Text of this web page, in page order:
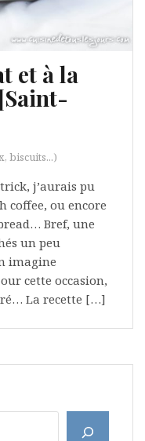
et à la
biscuits...)
j’aurais pu
coffee, ou encore
Bref, une
un peu
imagine
cette occasion,
La recette […]